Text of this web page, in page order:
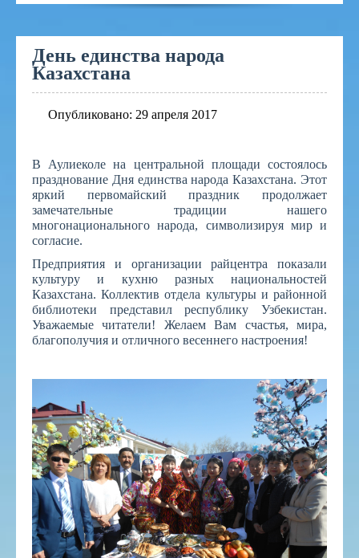
День единства народа
Казахстана
Опубликовано: 29 апреля 2017
В Аулиеколе на центральной площади состоялось
празднование Дня единства народа Казахстана. Этот
яркий первомайский праздник продолжает
замечательные традиции нашего
многонационального народа, символизируя мир и
согласие.
Предприятия и организации райцентра показали
культуру и кухню разных национальностей
Казахстана. Коллектив отдела культуры и районной
библиотеки представил республику Узбекистан.
Уважаемые читатели! Желаем Вам счастья, мира,
благополучия и отличного весеннего настроения!